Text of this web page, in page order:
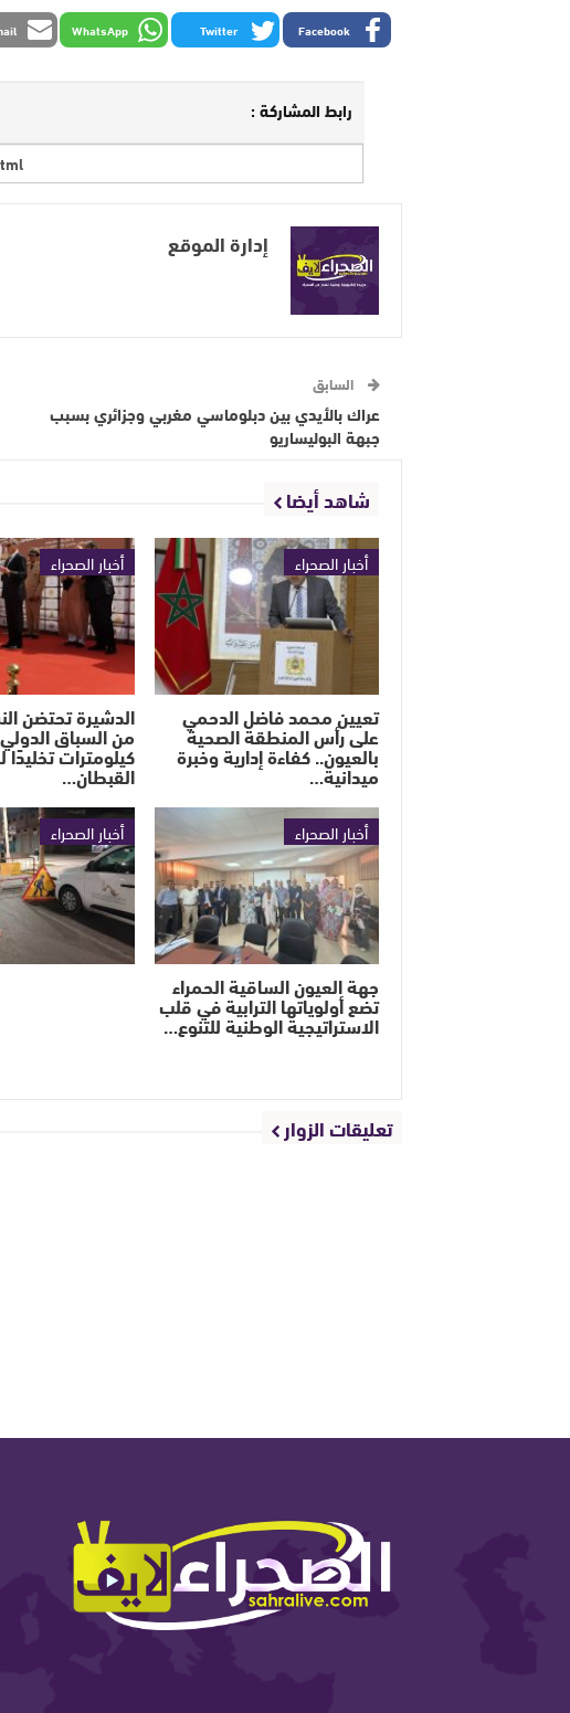
Facebook
Twitter
WhatsApp
رابط المشاركة :
إدارة الموقع
السابق
عراك بالأيدي بين دبلوماسي مغربي وجزائري بسبب
جبهة البوليساريو
شاهد أيضا
أخبار الصحراء
تعيين محمد فاضل الدحمي
على رأس المنطقة الصحية
بالعيون.. كفاءة إدارية وخبرة
ميدانية…
أخبار الصحراء
الدشيرة تحتضن
كيلومترات
القبطان…
أخبار الصحراء
جهة العيون الساقية الحمراء
تضع أولوياتها الترابية في قلب
الاستراتيجية الوطنية للتنوع…
أخبار الصحراء
تعليقات الزوار